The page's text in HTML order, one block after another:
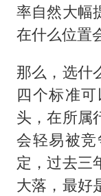
率自然大幅
在什么位置
那么，选什
四个标准
头，在所属
会轻易被
定，过去三
大落，最好